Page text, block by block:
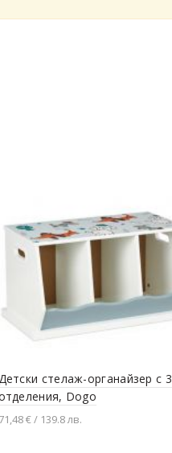
Детски стелаж-органайзер с 3
Dogo
71,48 € / 139.8 лв.